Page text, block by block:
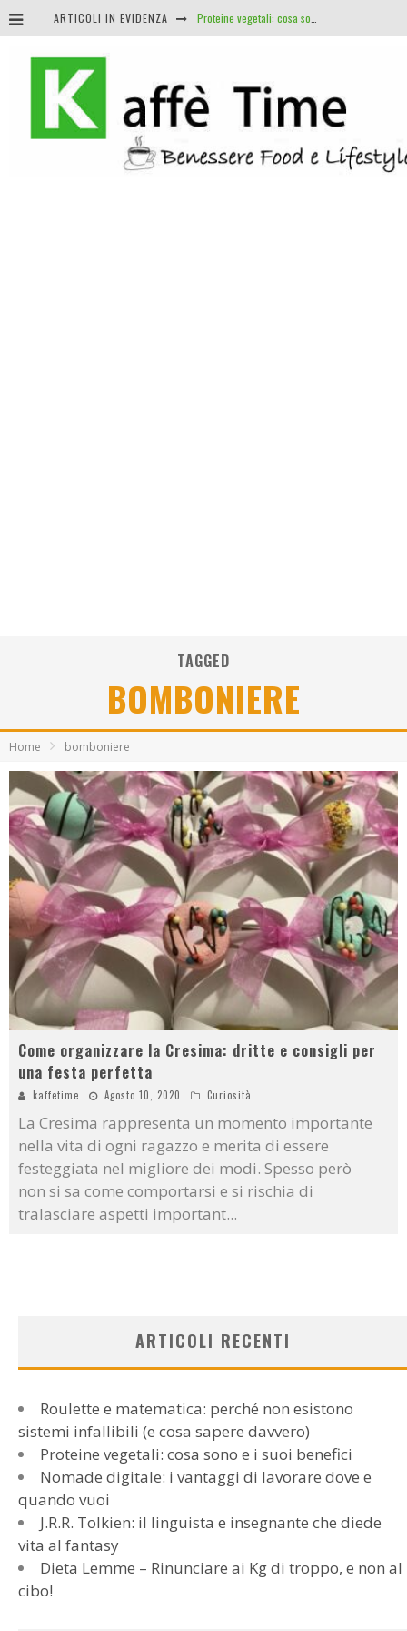
ARTICOLI IN EVIDENZA
Roulette e matematica: perché non esistono sistemi infallibili (e cosa sapere davvero)
TAGGED
BOMBONIERE
Home bomboniere
Come organizzare la Cresima: dritte e consigli per
una festa perfetta
kaffetime Agosto 10, 2020 Curiosità
La Cresima rappresenta un momento importante
nella vita di ogni ragazzo e merita di essere
festeggiata nel migliore dei modi. Spesso però
non si sa come comportarsi e si rischia di
tralasciare aspetti important...
ARTICOLI RECENTI
Roulette e matematica: perché non esistono
sistemi infallibili (e cosa sapere davvero)
Proteine vegetali: cosa sono e i suoi benefici
Nomade digitale: i vantaggi di lavorare dove e
quando vuoi
J.R.R. Tolkien: il linguista e insegnante che diede
vita al fantasy
Dieta Lemme – Rinunciare ai Kg di troppo, e non al
cibo!